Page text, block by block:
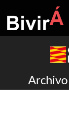
to
content